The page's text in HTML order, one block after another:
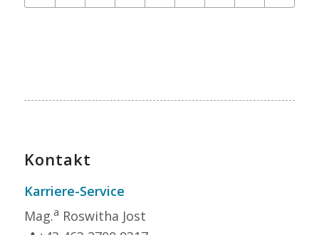
Kontakt
Karriere-Service
Mag.a Roswitha Jost